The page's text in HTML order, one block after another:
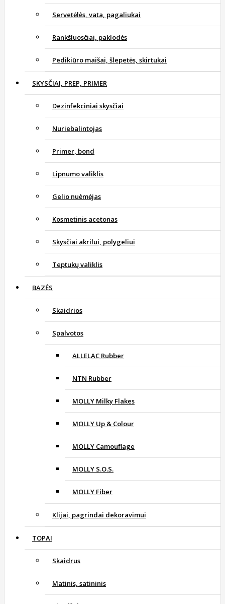
Servetėlės, vata, pagaliukai
Rankšluosčiai, paklodės
Pedikiūro maišai, šlepetės, skirtukai
SKYSČIAI, PREP, PRIMER
Dezinfekciniai skysčiai
Nuriebalintojas
Primer, bond
Lipnumo valiklis
Gelio nuėmėjas
Kosmetinis acetonas
Skysčiai akrilui, polygeliui
Teptukų valiklis
BAZĖS
Skaidrios
Spalvotos
ALLELAC Rubber
NTN Rubber
MOLLY Milky Flakes
MOLLY Up & Colour
MOLLY Camouflage
MOLLY S.O.S.
MOLLY Fiber
Klijai, pagrindai dekoravimui
TOPAI
Skaidrus
Matinis, satininis